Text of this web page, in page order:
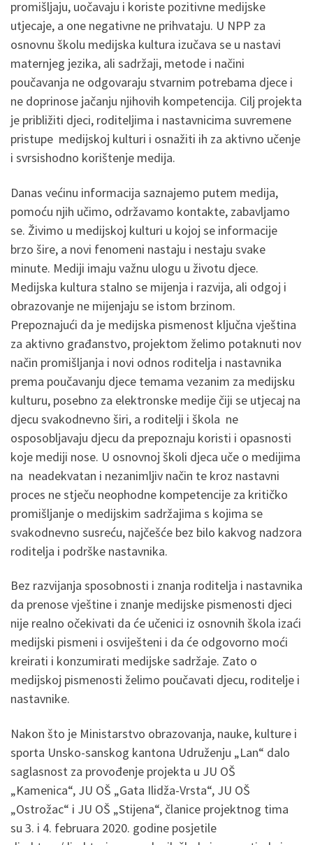
promišljaju, uočavaju i koriste pozitivne medijske
utjecaje, a one negativne ne prihvataju. U NPP za
osnovnu školu medijska kultura izučava se u nastavi
maternjeg jezika, ali sadržaji, metode i načini
poučavanja ne odgovaraju stvarnim potrebama djece i
ne doprinose jačanju njihovih kompetencija. Cilj projekta
je približiti djeci, roditeljima i nastavnicima suvremene
pristupe medijskoj kulturi i osnažiti ih za aktivno učenje
i svrsishodno korištenje medija.
Danas većinu informacija saznajemo putem medija,
pomoću njih učimo, održavamo kontakte, zabavljamo
se. Živimo u medijskoj kulturi u kojoj se informacije
brzo šire, a novi fenomeni nastaju i nestaju svake
minute. Mediji imaju važnu ulogu u životu djece.
Medijska kultura stalno se mijenja i razvija, ali odgoj i
obrazovanje ne mijenjaju se istom brzinom.
Prepoznajući da je medijska pismenost ključna vještina
za aktivno građanstvo, projektom želimo potaknuti nov
način promišljanja i novi odnos roditelja i nastavnika
prema poučavanju djece temama vezanim za medijsku
kulturu, posebno za elektronske medije čiji se utjecaj na
djecu svakodnevno širi, a roditelji i škola ne
osposobljavaju djecu da prepoznaju koristi i opasnosti
koje mediji nose. U osnovnoj školi djeca uče o medijima
na neadekvatan i nezanimljiv način te kroz nastavni
proces ne stječu neophodne kompetencije za kritičko
promišljanje o medijskim sadržajima s kojima se
svakodnevno susreću, najčešće bez bilo kakvog nadzora
roditelja i podrške nastavnika.
Bez razvijanja sposobnosti i znanja roditelja i nastavnika
da prenose vještine i znanje medijske pismenosti djeci
nije realno očekivati da će učenici iz osnovnih škola izaći
medijski pismeni i osviješteni i da će odgovorno moći
kreirati i konzumirati medijske sadržaje. Zato o
medijskoj pismenosti želimo poučavati djecu, roditelje i
nastavnike.
Nakon što je Ministarstvo obrazovanja, nauke, kulture i
sporta Unsko-sanskog kantona Udruženju „Lan“ dalo
saglasnost za provođenje projekta u JU OŠ
„Kamenica“, JU OŠ „Gata Ilidža-Vrsta“, JU OŠ
„Ostrožac“ i JU OŠ „Stijena“, članice projektnog tima
su 3. i 4. februara 2020. godine posjetile